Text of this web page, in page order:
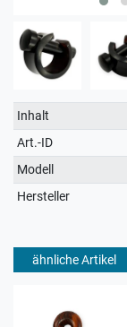
Technisches
Merkmal
Wert
Inhalt
Art.-ID
Modell
Hersteller
ähnliche Artikel